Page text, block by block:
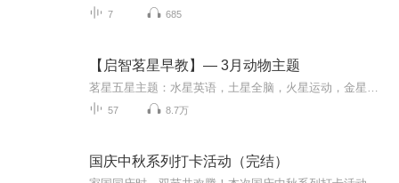
7 685
【启智茗星早教】— 3月动物主题
57 8.7万
国庆中秋系列打卡活动（完结）